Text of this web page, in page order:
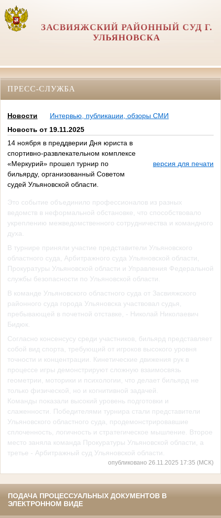
ЗАСВИЯЖСКИЙ РАЙОННЫЙ СУД Г.
УЛЬЯНОВСКА
ПРЕСС-СЛУЖБА
Новости
Интервью, публикации, обзоры СМИ
Новость от 19.11.2025
14 ноября в преддверии Дня юриста в
спортивно-развлекательном комплексе
«Меркурий» прошел турнир по
бильярду, организованный Советом
судей Ульяновской области.
версия для печати
Это событие объединило профессионалов из разных
ведомств в неформальной обстановке, что способствовало
укреплению межведомственного сотрудничества и командного
духа.
В турнире приняли участие представители Ульяновского
областного суда, Арбитражного суда Ульяновской области,
Прокуратуры Ульяновской области и Управления Федеральной
службы безопасности по Ульяновской области.
В команде Ульяновского областного суда от Засвияжского
районного суда города Ульяновска участвовал судья,
пребывающей в почетной отставке, - Николай Николаевич
Бидюк.
Согласно консенсусу среди участников, бильярд представляет
собой вид спорта, требующий от игроков высокого уровня
точности и концентрации. Кинетические движения рук в
процессе игры демонстрируют сложную взаимосвязь
геометрии, моторики и психологии, что делает бильярд не
только физической, но и когнитивной задачей.
Команды показали высокий уровень подготовки и
слаженности. Победителями турнира стали представители
Ульяновского областного суда, продемонстрировавшие
сплоченность, логичность и стратегическое мышление. Второе
место заняла команда Прокуратуры Ульяновской области, а
третье - Арбитражный суд Ульяновской области.
опубликовано 26.11.2025 17:35 (МСК)
ПОДАЧА ПРОЦЕССУАЛЬНЫХ ДОКУМЕНТОВ В
ЭЛЕКТРОННОМ ВИДЕ